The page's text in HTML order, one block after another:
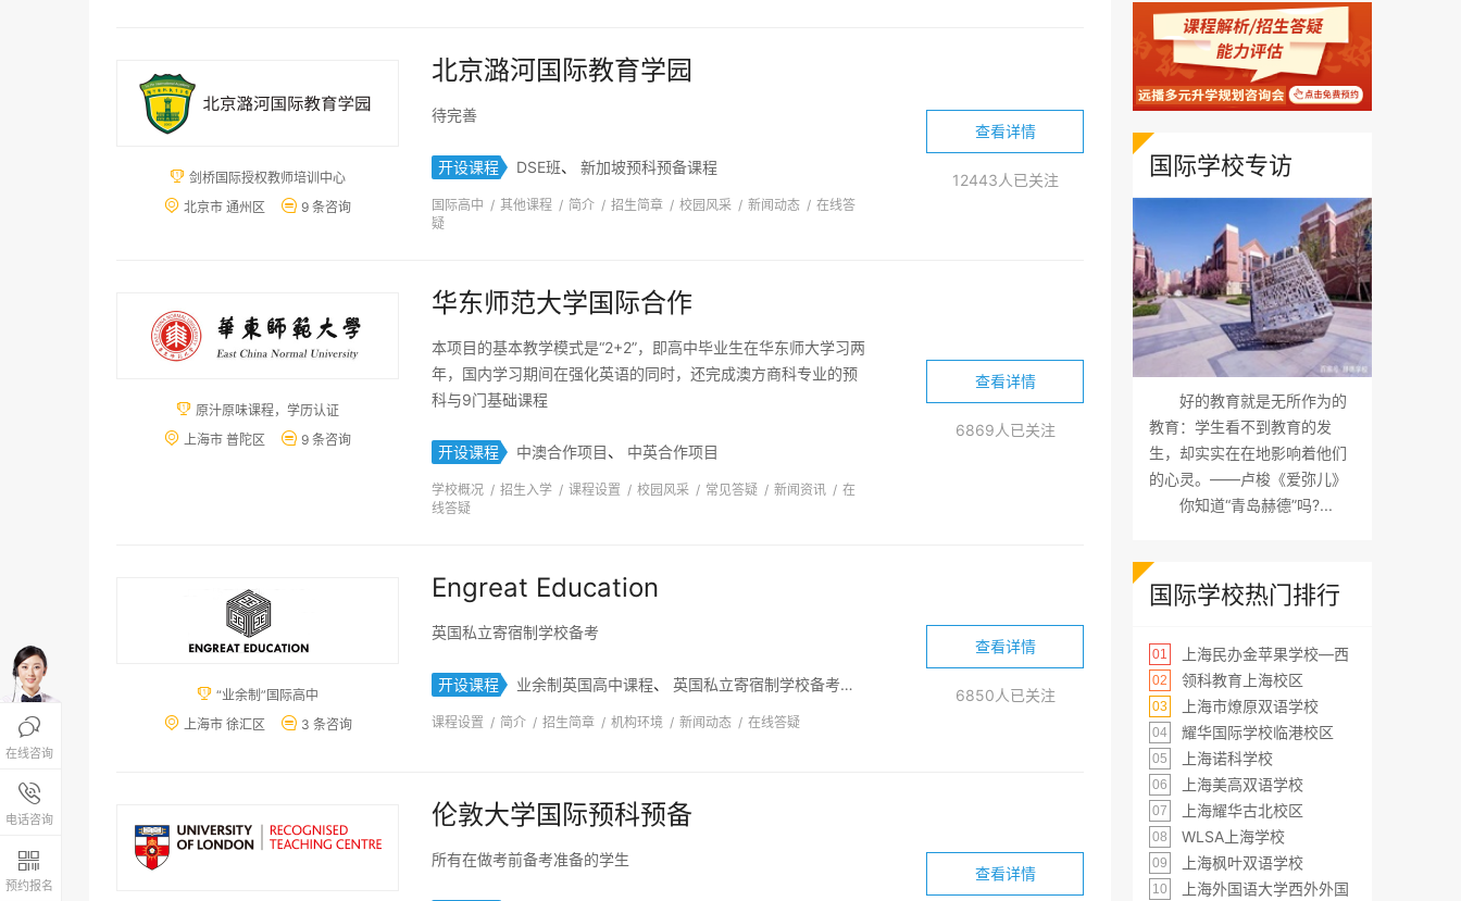
西安外国语大学国际预科
北京爱迪国际学校 宏信教育-悉尼新南威尔士大学预科
美国凯泽大学创新人才协培计划(KEIT项目）
美中教育书院国际部 北京阳光情学校·领贤学院
 剑桥国际授权教师培训中心
 北京市 通州区  9 条咨询
北京潞河国际教育学园
待完善
开设课程 DSE班、 新加坡预科预备课程
国际高中 / 其他课程 / 简介 / 招生简章 / 校园风采 / 新闻动态 / 在线答
疑
查看详情
12443人已关注
 原汁原味课程，学历认证
 上海市 普陀区  9 条咨询
华东师范大学国际合作
本项目的基本教学模式是“2+2”，即高中毕业生在华东师大学习两
年，国内学习期间在强化英语的同时，还完成澳方商科专业的预
科与9门基础课程
开设课程 中澳合作项目、 中英合作项目
学校概况 / 招生入学 / 课程设置 / 校园风采 / 常见答疑 / 新闻资讯 / 在
线答疑
查看详情
6869人已关注
 “业余制”国际高中
 上海市 徐汇区  3 条咨询
Engreat Education
英国私立寄宿制学校备考
开设课程 业余制英国高中课程、 英国私立寄宿制学校备考、
课程设置 / 简介 / 招生简章 / 机构环境 / 新闻动态 / 在线答疑
查看详情
6850人已关注
伦敦大学国际预科预备
所有在做考前备考准备的学生
查看详情
国际学校专访
好的教育就是无所作为的
教育：学生看不到教育的发
生，却实实在在地影响着他们
的心灵。——卢梭《爱弥儿》
你知道“青岛赫德”吗?...
国际学校热门排行
01 上海民办金苹果学校—西
02 领科教育上海校区
03 上海市燎原双语学校
04 耀华国际学校临港校区
05 上海诺科学校
06 上海美高双语学校
07 上海耀华古北校区
08 WLSA上海学校
09 上海枫叶双语学校
10 上海外国语大学西外外国

在线咨询

电话咨询

预约报名